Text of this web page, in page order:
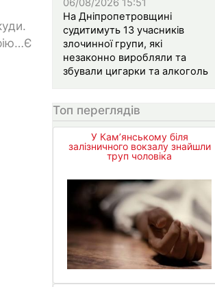
На Дніпропетровщині
судитимуть 13 учасників
злочинної групи, які
незаконно виробляли та
збували цигарки та алкоголь
Топ переглядів
У Кам’янському біля
залізничного вокзалу знайшли
труп чоловіка